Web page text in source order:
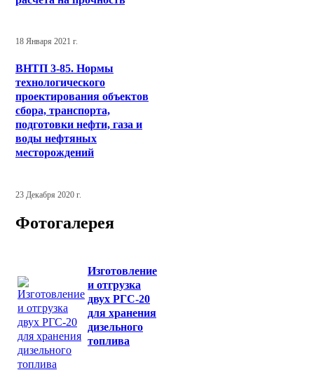
18 Января 2021 г.
ВНТП 3-85. Нормы
технологического
проектирования объектов
сбора, транспорта,
подготовки нефти, газа и
воды нефтяных
месторождений
23 Декабря 2020 г.
Фотогалерея
Изготовление
и отгрузка
двух РГС-20
для хранения
дизельного
топлива